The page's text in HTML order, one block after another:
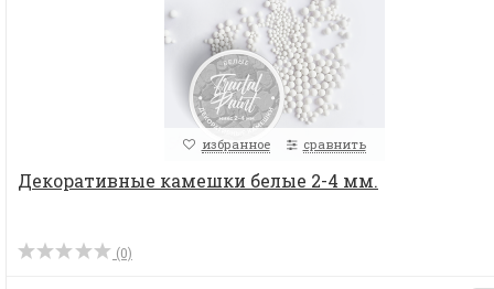
избранное сравнить
Декоративные камешки белые 2-4 мм.
(0)